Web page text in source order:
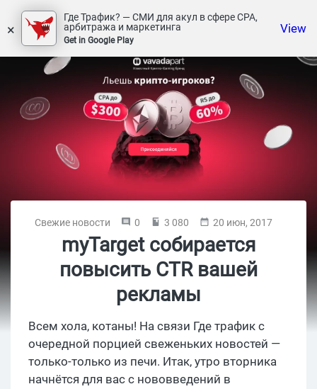
×
Где Трафик? — СМИ для акул в сфере СРА,
арбитража и маркетинга
Get in Google Play
View
Свежие новости 0 3 080 20 июн, 2017
myTarget собирается
повысить CTR вашей
рекламы
Всем хола, котаны! На связи Где трафик с
очередной порцией свеженьких новостей —
только-только из печи. Итак, утро вторника
начнётся для вас с нововведений в